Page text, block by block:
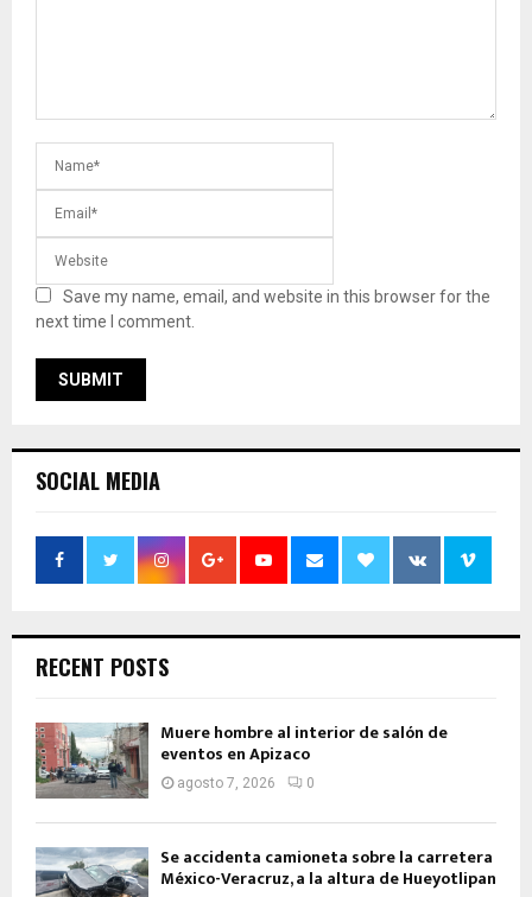
Save my name, email, and website in this browser for the
next time I comment.
SOCIAL MEDIA
RECENT POSTS
Muere hombre al interior de salón de
eventos en Apizaco
agosto 7, 2026 0
Se accidenta camioneta sobre la carretera
México-Veracruz, a la altura de Hueyotlipan